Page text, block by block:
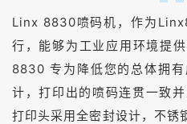
Linx 8830喷码机，作为
行，能够为工业应用环境提
8830 专为降低您的总体拥
计，打印出的喷码连贯一致
打印头采用全密封设计，不锈